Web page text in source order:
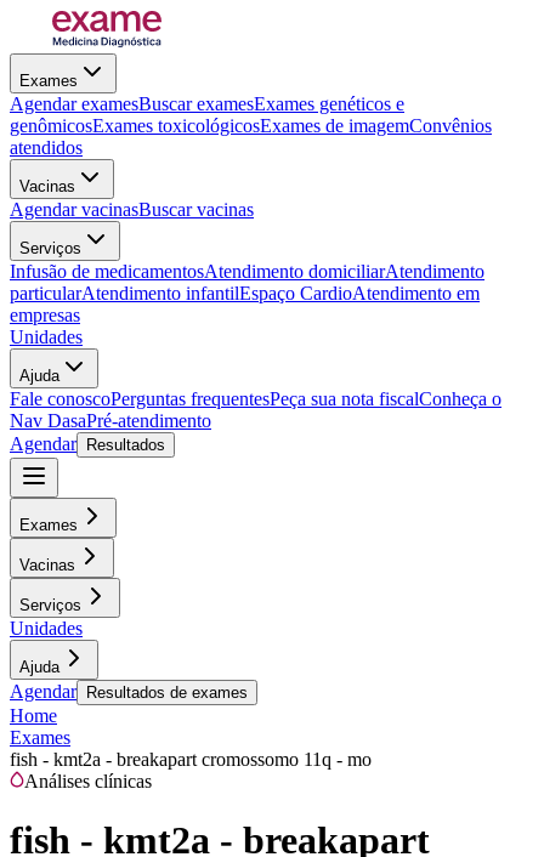
Exames
Agendar examesBuscar examesExames genéticos e
genômicosExames toxicológicosExames de imagemConvênios
atendidos
Vacinas
Agendar vacinasBuscar vacinas
Serviços
Infusão de medicamentosAtendimento domiciliarAtendimento
particularAtendimento infantilEspaço CardioAtendimento em
empresas
Unidades
Ajuda
Fale conoscoPerguntas frequentesPeça sua nota fiscalConheça o
Nav DasaPré-atendimento
Agendar
Resultados
Exames
Vacinas
Serviços
Unidades
Ajuda
Agendar Resultados de exames
Home
Exames
fish - kmt2a - breakapart cromossomo 11q - mo
Análises clínicas
fish - kmt2a - breakapart